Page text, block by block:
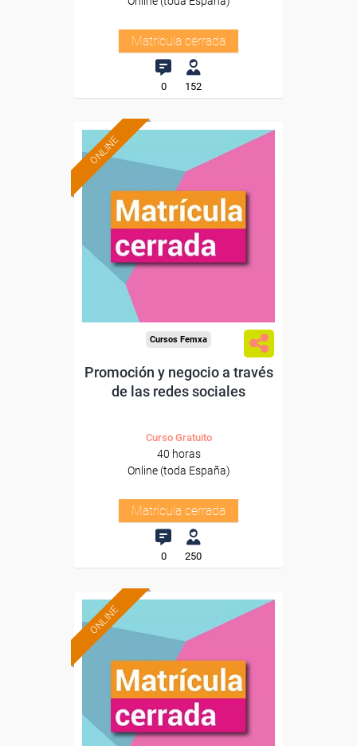
Matrícula cerrada
0 152
ONLINE
Cursos Femxa
Promoción y negocio a través
de las redes sociales
Curso Gratuito
40 horas
Online (toda España)
Matrícula cerrada
0 250
ONLINE